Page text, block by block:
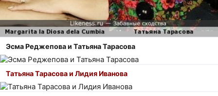
Эсма Реджепова и Татьяна Тарасова
Татьяна Тарасова и Лидия Иванова